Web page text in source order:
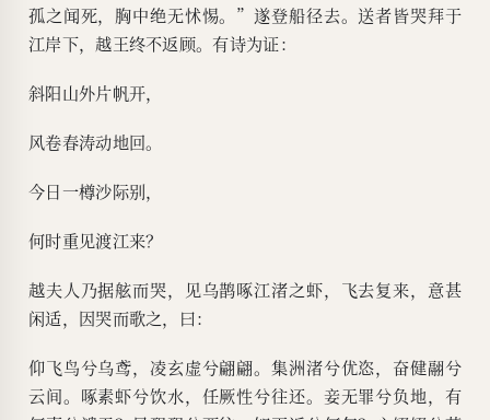
孤之闻死，胸中绝无怵惕。”遂登船径去。送者皆哭拜于
江岸下，越王终不返顾。有诗为证：
斜阳山外片帆开，
风卷春涛动地回。
今日一樽沙际别，
何时重见渡江来？
越夫人乃据舷而哭，见乌鹊啄江渚之虾，飞去复来，意甚
闲适，因哭而歌之，曰：
仰飞鸟兮乌鸢，凌玄虚兮翩翩。集洲渚兮优恣，奋健翮兮
云间。啄素虾兮饮水，任厥性兮往还。妾无罪兮负地，有